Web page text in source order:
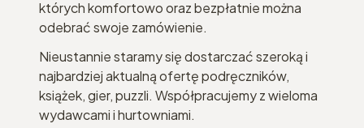
których komfortowo oraz bezpłatnie można
odebrać swoje zamówienie.
Nieustannie staramy się dostarczać szeroką i
najbardziej aktualną ofertę podręczników,
książek, gier, puzzli. Współpracujemy z wieloma
wydawcami i hurtowniami.